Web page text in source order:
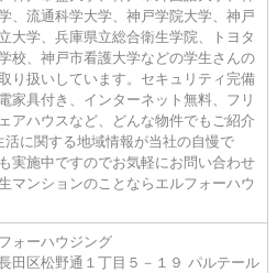
、流通科学大学、神戸学院大学、神戸
大学、兵庫県立総合衛生学院、トヨタ
校、神戸市看護大学などの学生さんの
り扱いしています。セキュリティ完備
家具付き、インターネット無料、フリ
アハウスなど、どんな物件でもご紹介
活に関する地域情報が当社の自慢で
実施中ですのでお気軽にお問い合わせ
マンションのことならエルフォーハウ
ォーハウジング
田区松野通１丁目５－１９ パルテール